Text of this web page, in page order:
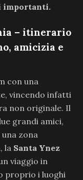
importanti.
– itinerario
amicizia e
con una
vincendo infatti
non originale. Il
grandi amici,
zona
la Santa Ynez
viaggio in
proprio i luoghi